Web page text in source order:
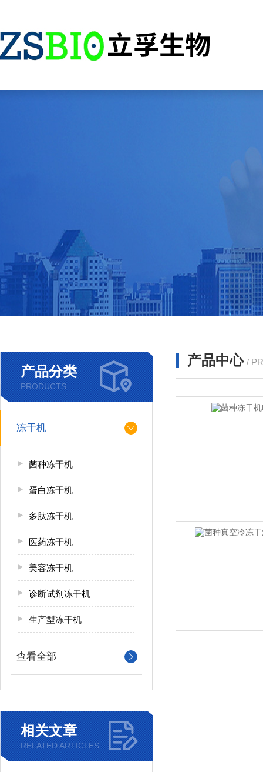
产品分类
PRODUCTS
冻干机
菌种冻干机
蛋白冻干机
多肽冻干机
医药冻干机
美容冻干机
诊断试剂冻干机
生产型冻干机
查看全部
相关文章
RELATED ARTICLES
产品中心 /